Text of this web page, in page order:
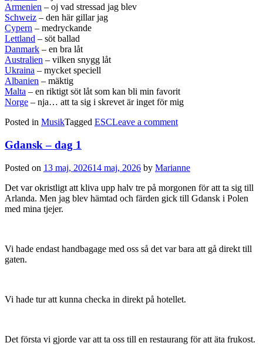
Armenien – oj vad stressad jag blev
Schweiz – den här gillar jag
Cypern – medryckande
Lettland – söt ballad
Danmark – en bra låt
Australien – vilken snygg låt
Ukraina – mycket speciell
Albanien – mäktig
Malta – en riktigt söt låt som kan bli min favorit
Norge – nja… att ta sig i skrevet är inget för mig
Posted in MusikTagged ESCLeave a comment
Gdansk – dag 1
Posted on 13 maj, 202614 maj, 2026 by Marianne
Det var okristligt att kliva upp halv tre på morgonen för att ta sig till
Arlanda. Men jag blev hämtad och färden gick till Gdansk i Polen
med mina tjejer.
Vi hade endast handbagage med oss så det var bara att gå direkt till
gaten.
Vi hade tur att kunna checka in direkt på hotellet.
Det första vi gjorde var att ta oss till en restaurang för att äta frukost.